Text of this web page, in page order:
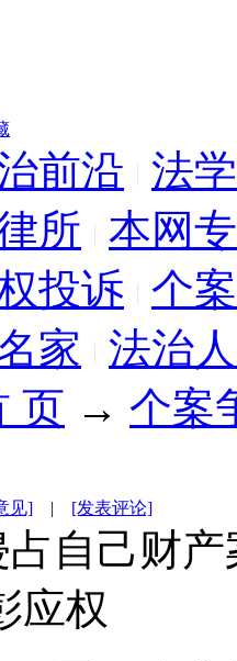
前沿
法
所
本网
投诉
个
家
法治
页 → 个案
见] | [发表评论]
自己财产
应权